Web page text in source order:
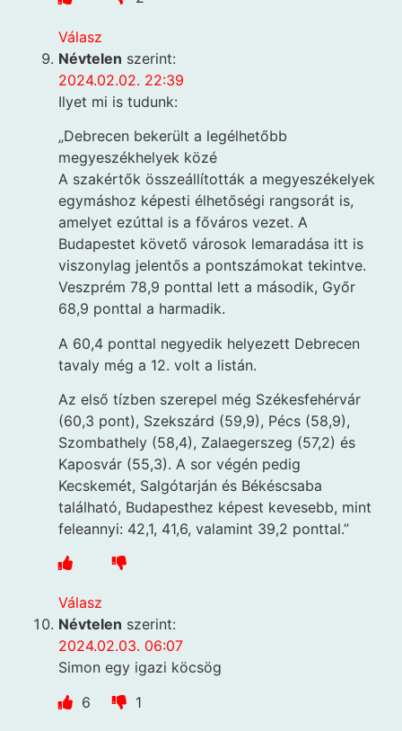
Válasz
Névtelen szerint:
2024.02.02. 22:39
Ilyet mi is tudunk:
„Debrecen bekerült a legélhetőbb
megyeszékhelyek közé
A szakértők összeállították a megyeszékelyek
egymáshoz képesti élhetőségi rangsorát is,
amelyet ezúttal is a főváros vezet. A
Budapestet követő városok lemaradása itt is
viszonylag jelentős a pontszámokat tekintve.
Veszprém 78,9 ponttal lett a második, Győr
68,9 ponttal a harmadik.
A 60,4 ponttal negyedik helyezett Debrecen
tavaly még a 12. volt a listán.
Az első tízben szerepel még Székesfehérvár
(60,3 pont), Szekszárd (59,9), Pécs (58,9),
Szombathely (58,4), Zalaegerszeg (57,2) és
Kaposvár (55,3). A sor végén pedig
Kecskemét, Salgótarján és Békéscsaba
található, Budapesthez képest kevesebb, mint
feleannyi: 42,1, 41,6, valamint 39,2 ponttal.”
Válasz
Névtelen szerint:
2024.02.03. 06:07
Simon egy igazi köcsög
6
1